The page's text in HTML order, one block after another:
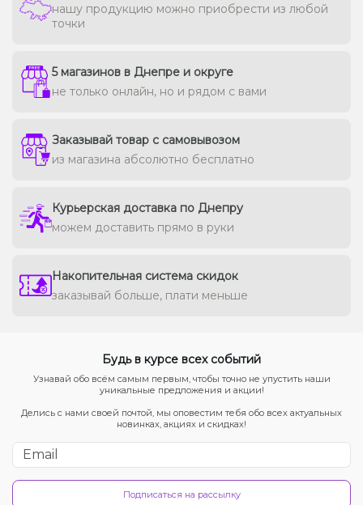
нашу продукцию можно приобрести из любой
точки
5 магазинов в Днепре и округе
не только онлайн, но и рядом с вами
Заказывай товар с самовывозом
из магазина абсолютно бесплатно
Курьерская доставка по Днепру
можем доставить прямо в руки
Накопительная система скидок
заказывай больше, плати меньше
Будь в курсе всех событий
Узнавай обо всём самым первым, чтобы точно не упустить наши
уникальные предложения и акции!
Делись с нами своей почтой, мы оповестим тебя обо всех актуальных
новинках, акциях и скидках!
Подписаться на рассылку